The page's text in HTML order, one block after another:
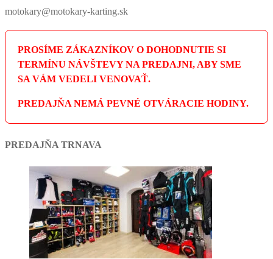
motokary@motokary-karting.sk
PROSÍME ZÁKAZNÍKOV O DOHODNUTIE SI
TERMÍNU NÁVŠTEVY NA PREDAJNI, ABY SME
SA VÁM VEDELI VENOVAŤ.
PREDAJŇA NEMÁ PEVNÉ OTVÁRACIE HODINY.
PREDAJŇA TRNAVA